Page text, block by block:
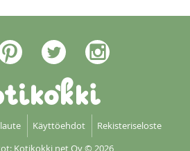
Käyttöehdot
Rekisteriseloste
Kotikokki net Oy© 2026